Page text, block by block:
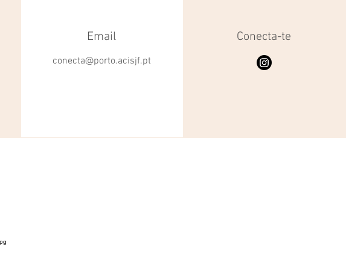
Email
conecta@porto.acisjf.pt
Conecta-te